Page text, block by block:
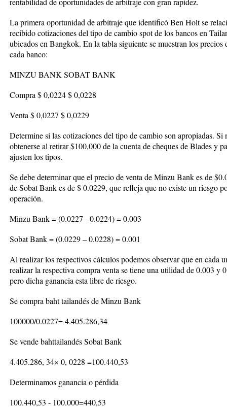
La primera oportunidad de arbitraje que identificó Ben Holt se
recibido cotizaciones del tipo de cambio spot de los bancos en
ubicados en Bangkok. En la tabla siguiente se muestran los
cada banco:
MINZU BANK SOBAT BANK
Compra $ 0,0224 $ 0,0228
Venta $ 0,0227 $ 0,0229
Determine si las cotizaciones del tipo de cambio son apropiadas.
obtenerse al retirar $100,000 de la cuenta de cheques de Blades y
ajusten los tipos.
Se debe determinar que el precio de venta de Minzu Bank es de
de Sobat Bank es de $ 0.0229, que refleja que no existe un riesgo
operación.
Minzu Bank = (0.0227 - 0.0224) = 0.003
Sobat Bank = (0.0229 – 0.0228) = 0.001
Al realizar los respectivos cálculos podemos observar que en cada
realizar la respectiva compra venta se tiene una utilidad de 0.003 y
pero dicha ganancia esta libre de riesgo.
Se compra baht tailandés de Minzu Bank
100000/0.0227= 4.405.286,34
Se vende bahttailandés Sobat Bank
4.405.286, 34× 0, 0228 =100.440,53
Determinamos ganancia o pérdida
100.440,53 - 100.000=440,53